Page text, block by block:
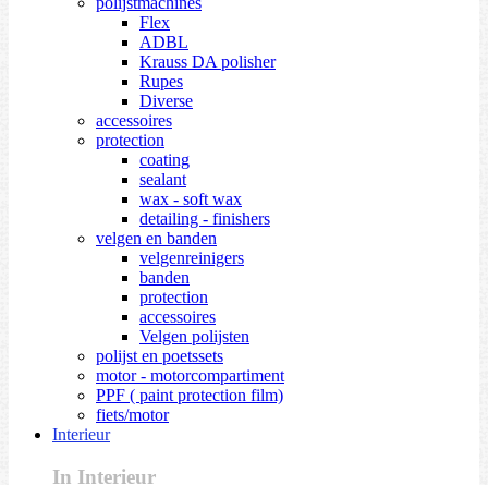
Flex
ADBL
Krauss DA polisher
Rupes
Diverse
accessoires
protection
coating
sealant
wax - soft wax
detailing - finishers
velgen en banden
velgenreinigers
banden
protection
accessoires
Velgen polijsten
polijst en poetssets
motor - motorcompartiment
PPF ( paint protection film)
fiets/motor
Interieur
In Interieur